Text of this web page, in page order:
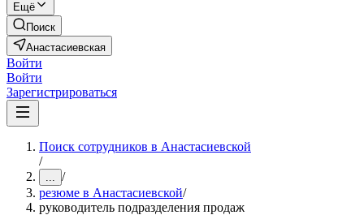
Ещё
Поиск
Анастасиевская
Войти
Войти
Зарегистрироваться
Поиск сотрудников в Анастасиевской
/
... /
резюме в Анастасиевской/
руководитель подразделения продаж